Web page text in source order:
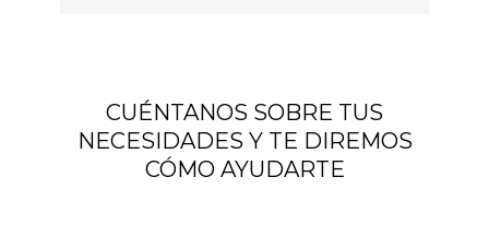
CUÉNTANOS SOBRE TUS
NECESIDADES Y TE DIREMOS
CÓMO AYUDARTE